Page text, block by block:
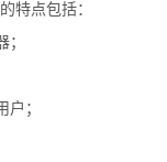
特点包括：
；